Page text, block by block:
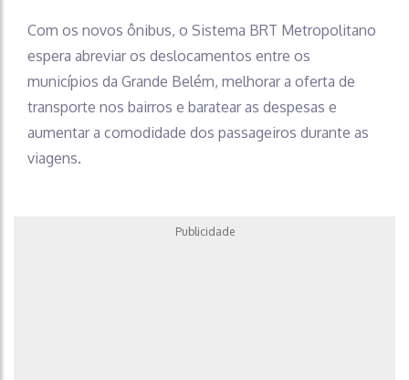
Com os novos ônibus, o Sistema BRT Metropolitano
espera abreviar os deslocamentos entre os
municípios da Grande Belém, melhorar a oferta de
transporte nos bairros e baratear as despesas e
aumentar a comodidade dos passageiros durante as
viagens.
Publicidade